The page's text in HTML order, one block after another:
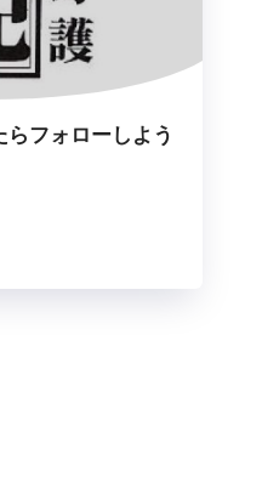
らフォローしよう